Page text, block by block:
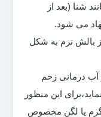
شنا (بعد از
می شود.
بالش نرم به شکل
آب درمانی زخم
این منظور
گرم یا لگن مخصوص